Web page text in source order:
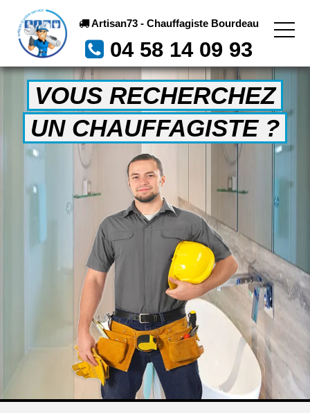
Artisan73 - Chauffagiste Bourdeau
04 58 14 09 93
VOUS RECHERCHEZ
UN CHAUFFAGISTE ?